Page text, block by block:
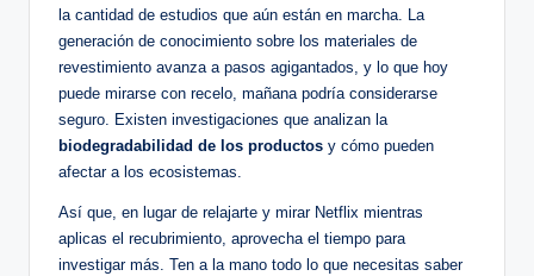
la cantidad de estudios ⁤que aún están en⁣ marcha. La
generación de‍ conocimiento ‌sobre los materiales de
revestimiento avanza a pasos agigantados, ‍y lo que hoy
puede mirarse⁤ con recelo, mañana podría considerarse
seguro. Existen‌ investigaciones ‍que analizan la
biodegradabilidad de ⁤los productos y cómo⁣ pueden
‍afectar a los ecosistemas.
Así que,‌ en lugar ⁤de relajarte y mirar‍ Netflix mientras
aplicas el ⁢recubrimiento, aprovecha el ⁤tiempo para
investigar más.‌ Ten a la mano todo lo que‍ necesitas saber⁤